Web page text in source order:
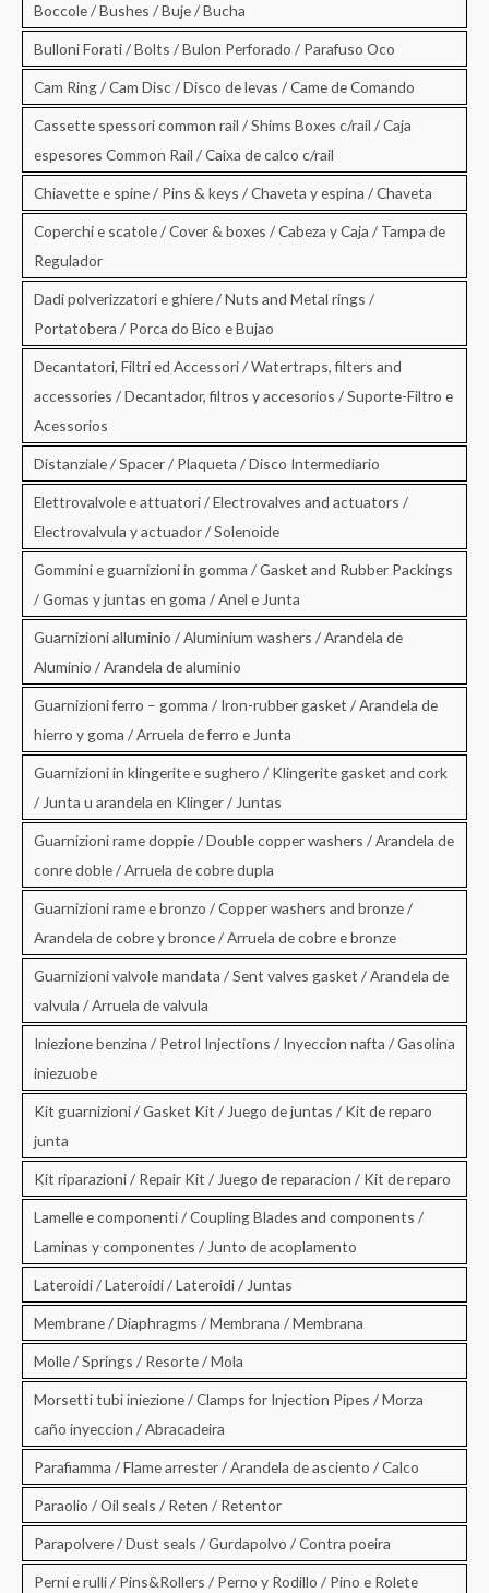
Boccole / Bushes / Buje / Bucha
Bulloni Forati / Bolts / Bulon Perforado / Parafuso Oco
Cam Ring / Cam Disc / Disco de levas / Came de Comando
Cassette spessori common rail / Shims Boxes c/rail / Caja
espesores Common Rail / Caixa de calco c/rail
Chiavette e spine / Pins & keys / Chaveta y espina / Chaveta
Coperchi e scatole / Cover & boxes / Cabeza y Caja / Tampa de
Regulador
Dadi polverizzatori e ghiere / Nuts and Metal rings /
Portatobera / Porca do Bico e Bujao
Decantatori, Filtri ed Accessori / Watertraps, filters and
accessories / Decantador, filtros y accesorios / Suporte-Filtro e
Acessorios
Distanziale / Spacer / Plaqueta / Disco Intermediario
Elettrovalvole e attuatori / Electrovalves and actuators /
Electrovalvula y actuador / Solenoide
Gommini e guarnizioni in gomma / Gasket and Rubber Packings
/ Gomas y juntas en goma / Anel e Junta
Guarnizioni alluminio / Aluminium washers / Arandela de
Aluminio / Arandela de aluminio
Guarnizioni ferro – gomma / Iron-rubber gasket / Arandela de
hierro y goma / Arruela de ferro e Junta
Guarnizioni in klingerite e sughero / Klingerite gasket and cork
/ Junta u arandela en Klinger / Juntas
Guarnizioni rame doppie / Double copper washers / Arandela de
conre doble / Arruela de cobre dupla
Guarnizioni rame e bronzo / Copper washers and bronze /
Arandela de cobre y bronce / Arruela de cobre e bronze
Guarnizioni valvole mandata / Sent valves gasket / Arandela de
valvula / Arruela de valvula
Iniezione benzina / Petrol Injections / Inyeccion nafta / Gasolina
iniezuobe
Kit guarnizioni / Gasket Kit / Juego de juntas / Kit de reparo
junta
Kit riparazioni / Repair Kit / Juego de reparacion / Kit de reparo
Lamelle e componenti / Coupling Blades and components /
Laminas y componentes / Junto de acoplamento
Lateroidi / Lateroidi / Lateroidi / Juntas
Membrane / Diaphragms / Membrana / Membrana
Molle / Springs / Resorte / Mola
Morsetti tubi iniezione / Clamps for Injection Pipes / Morza
caño inyeccion / Abracadeira
Parafiamma / Flame arrester / Arandela de asciento / Calco
Paraolio / Oil seals / Reten / Retentor
Parapolvere / Dust seals / Gurdapolvo / Contra poeira
Perni e rulli / Pins&Rollers / Perno y Rodillo / Pino e Rolete